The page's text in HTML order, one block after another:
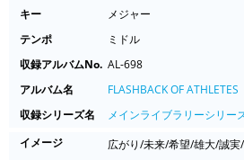
キー
メジャー
テンポ
ミドル
収録アルバムNo. AL-698
アルバム名
FLASHBACK OF ATHLETES
収録シリーズ名
メインライブラリーシリー
イメージ
広がり/未来/希望/雄大/誠